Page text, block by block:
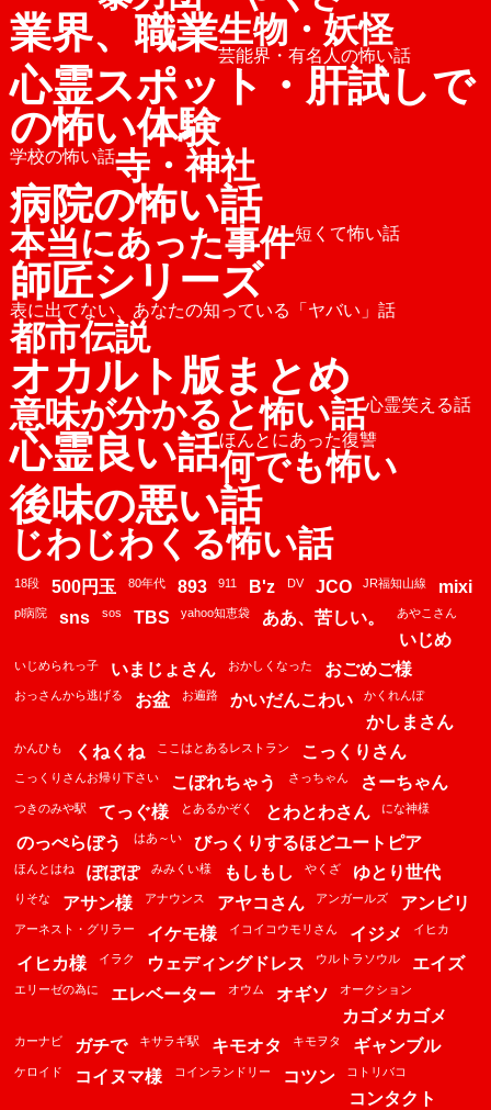
業界、職業生物・妖怪
芸能界・有名人の怖い話
心霊スポット・肝試しで
の怖い体験
学校の怖い話寺・神社
病院の怖い話
本当にあった事件短くて怖い話
師匠シリーズ
表に出てない、あなたの知っている「ヤバい」話
都市伝説
オカルト版まとめ
意味が分かると怖い話心霊笑える話
心霊良い話ほんとにあった復讐
何でも怖い
後味の悪い話
じわじわくる怖い話
18段 500円玉 80年代 893 911 B'z DV JCO JR福知山線 mixi
pl病院 sns sos TBS yahoo知恵袋 ああ、苦しい。 あやこさん
いじめ
いじめられっ子 いまじょさん おかしくなった おごめご様
おっさんから逃げる お盆 お遍路 かいだんこわい かくれんぼ
かしまさん
かんひも くねくね ここはとあるレストラン こっくりさん
こっくりさんお帰り下さい こぼれちゃう さっちゃん さーちゃん
つきのみや駅 てっぐ様 とあるかぞく とわとわさん にな神様
のっぺらぼう はあ～い びっくりするほどユートピア
ほんとはね ぽぽぽ みみくい様 もしもし やくざ ゆとり世代
りそな アサン様 アナウンス アヤコさん アンガールズ アンビリ
アーネスト・グリラー イケモ様 イコイコウモリさん イジメ イヒカ
イヒカ様 イラク ウェディングドレス ウルトラソウル エイズ
エリーゼの為に エレベーター オウム オギソ オークション
カゴメカゴメ
カーナビ ガチで キサラギ駅 キモオタ キモヲタ ギャンブル
ケロイド コイヌマ様 コインランドリー コツン コトリバコ
コンタクト